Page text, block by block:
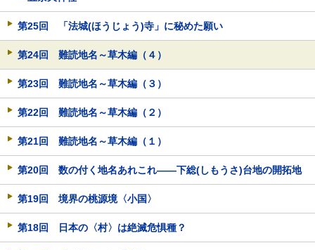
第25回 「法城(ほうじょう)寺」に秘めた願い
第24回 難読地名～草木編（４）
第23回 難読地名～草木編（３）
第22回 難読地名～草木編（２）
第21回 難読地名～草木編（１）
第20回 数の付く地名あれこれ――下総(しもうさ)台地の開拓地
第19回 境界の桃源境〈小国〉
第18回 日本の〈村〉は絶滅危惧種？